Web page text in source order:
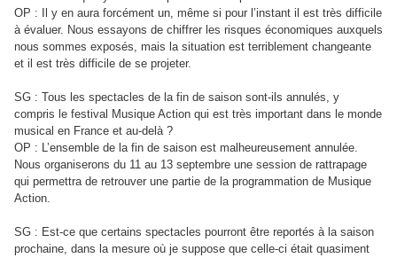
OP : Il y en aura forcément un, même si pour l’instant il est très difficile
à évaluer. Nous essayons de chiffrer les risques économiques auxquels
nous sommes exposés, mais la situation est terriblement changeante
et il est très difficile de se projeter.
SG : Tous les spectacles de la fin de saison sont-ils annulés, y
compris le festival Musique Action qui est très important dans le monde
musical en France et au-delà ?
OP : L’ensemble de la fin de saison est malheureusement annulée.
Nous organiserons du 11 au 13 septembre une session de rattrapage
qui permettra de retrouver une partie de la programmation de Musique
Action.
SG : Est-ce que certains spectacles pourront être reportés à la saison
prochaine, dans la mesure où je suppose que celle-ci était quasiment